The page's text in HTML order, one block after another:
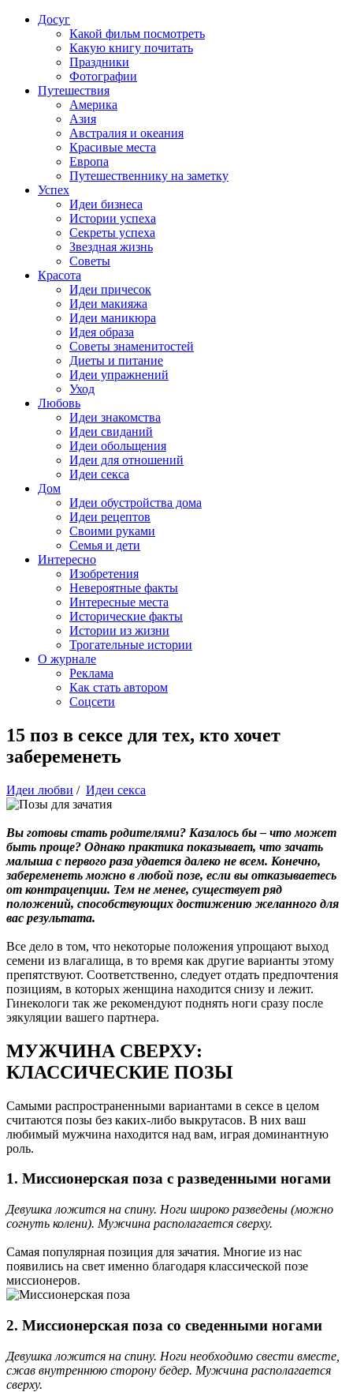
Досуг
Какой фильм посмотреть
Какую книгу почитать
Праздники
Фотографии
Путешествия
Америка
Азия
Австралия и океания
Красивые места
Европа
Путешественнику на заметку
Успех
Идеи бизнеса
Истории успеха
Секреты успеха
Звездная жизнь
Советы
Красота
Идеи причесок
Идеи макияжа
Идеи маникюра
Идея образа
Советы знаменитостей
Диеты и питание
Идеи упражнений
Уход
Любовь
Идеи знакомства
Идеи свиданий
Идеи обольщения
Идеи для отношений
Идеи секса
Дом
Идеи обустройства дома
Идеи рецептов
Своими руками
Семья и дети
Интересно
Изобретения
Невероятные факты
Интересные места
Исторические факты
Истории из жизни
Трогательные истории
О журнале
Реклама
Как стать автором
Соцсети
15 поз в сексе для тех, кто хочет
забеременеть
Идеи любви / Идеи секса
Вы готовы стать родителями? Казалось бы – что может
быть проще? Однако практика показывает, что зачать
малыша с первого раза удается далеко не всем. Конечно,
забеременеть можно в любой позе, если вы отказываетесь
от контрацепции. Тем не менее, существует ряд
положений, способствующих достижению желанного для
вас результата.
Все дело в том, что некоторые положения упрощают выход
семени из влагалища, в то время как другие варианты этому
препятствуют. Соответственно, следует отдать предпочтения
позициям, в которых женщина находится снизу и лежит.
Гинекологи так же рекомендуют поднять ноги сразу после
эякуляции вашего партнера.
МУЖЧИНА СВЕРХУ:
КЛАССИЧЕСКИЕ ПОЗЫ
Самыми распространенными вариантами в сексе в целом
считаются позы без каких-либо выкрутасов. В них ваш
любимый мужчина находится над вам, играя доминантную
роль.
1. Миссионерская поза с разведенными ногами
Девушка ложится на спину. Ноги широко разведены (можно
согнуть колени). Мужчина располагается сверху.
Самая популярная позиция для зачатия. Многие из нас
появились на свет именно благодаря классической позе
миссионеров.
2. Миссионерская поза со сведенными ногами
Девушка ложится на спину. Ноги необходимо свести вместе,
сжав внутреннюю сторону бедер. Мужчина располагается
сверху.